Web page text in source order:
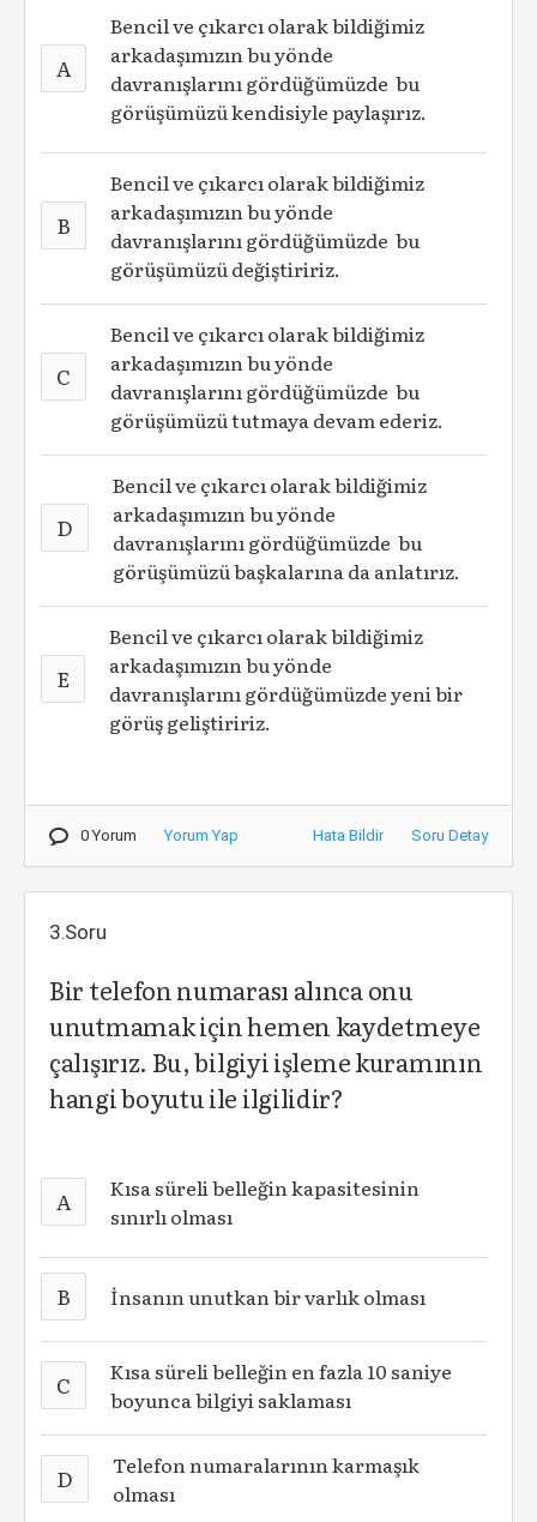
A
Bencil ve çıkarcı olarak bildiğimiz
arkadaşımızın bu yönde
davranışlarını gördüğümüzde bu
görüşümüzü kendisiyle paylaşırız.
B
Bencil ve çıkarcı olarak bildiğimiz
arkadaşımızın bu yönde
davranışlarını gördüğümüzde bu
görüşümüzü değiştiririz.
C
Bencil ve çıkarcı olarak bildiğimiz
arkadaşımızın bu yönde
davranışlarını gördüğümüzde bu
görüşümüzü tutmaya devam ederiz.
D
Bencil ve çıkarcı olarak bildiğimiz
arkadaşımızın bu yönde
davranışlarını gördüğümüzde bu
görüşümüzü başkalarına da anlatırız.
E
Bencil ve çıkarcı olarak bildiğimiz
arkadaşımızın bu yönde
davranışlarını gördüğümüzde yeni bir
görüş geliştiririz.
0 Yorum Yorum Yap Hata Bildir Soru Detay
3.Soru
Bir telefon numarası alınca onu
unutmamak için hemen kaydetmeye
çalışırız. Bu, bilgiyi işleme kuramının
hangi boyutu ile ilgilidir?
A
Kısa süreli belleğin kapasitesinin
sınırlı olması
B İnsanın unutkan bir varlık olması
C
Kısa süreli belleğin en fazla 10 saniye
boyunca bilgiyi saklaması
D
Telefon numaralarının karmaşık
olması